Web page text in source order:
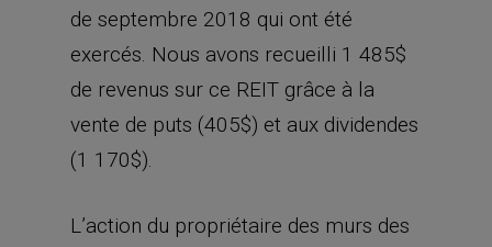
de septembre 2018 qui ont été
exercés. Nous avons recueilli 1 485$
de revenus sur ce REIT grâce à la
vente de puts (405$) et aux dividendes
(1 170$).
L’action du propriétaire des murs des